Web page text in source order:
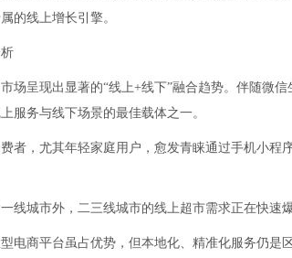
的线上增长引擎。
场呈现出显著的“线上+线下”融合趋势。伴随微
服务与线下场景的最佳载体之一。
者，尤其年轻家庭用户，愈发青睐通过手机小
线城市外，二三线城市的线上超市需求正在快速
电商平台虽占优势，但本地化、精准化服务仍